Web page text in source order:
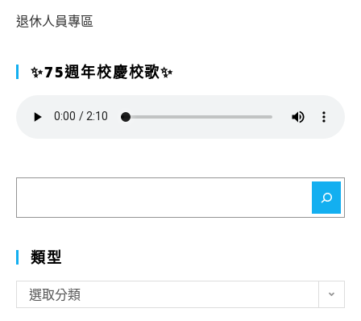
退休人員專區
✨75週年校慶校歌✨
類型
型
選取分類